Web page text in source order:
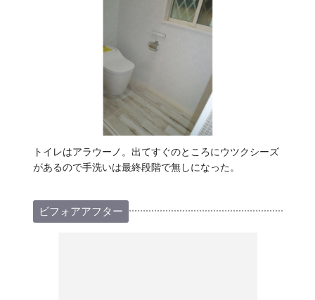
トイレはアラウーノ。出てすぐのところにウツクシーズ
があるので手洗いは最終段階で無しになった。
ビフォアアフター